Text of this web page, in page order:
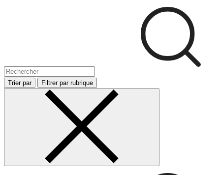
Trier par Filtrer par rubrique